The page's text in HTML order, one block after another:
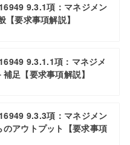
9.3.1項：マネジメン
【要求事項解説】
9.3.1.1項：マネジメ
足【要求事項解説】
9.3.3項：マネジメン
のアウトプット【要求事項